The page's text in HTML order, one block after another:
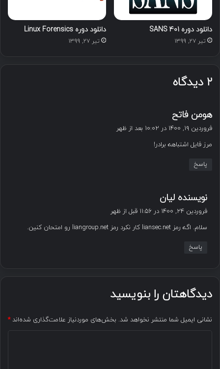
دانلود دوره SANS 401
تیر ۲۷, ۱۳۹۹
دانلود دوره Linux Forensics
تیر ۲۷, ۱۳۹۹
۲ دیدگاه
هومن فاتح
ف
:
فروردین ۱۹, ۱۴۰۰ در ۱۰:۰۲ بعد از ظهر
مرز فایل اشتباهه برادر!
پاسخ
نویسنده لیان
:
فروردین ۲۴, ۱۴۰۰ در ۱۱:۵۶ قبل از ظهر
سلام. اگه رمز liansec.net کار نکرد رمز liangroup.net رو امتحان کنین.
پاسخ
دیدگاهتان را بنویسید
نشانی ایمیل شما منتشر نخواهد شد. بخش‌های موردنیاز علامت‌گذاری شده‌اند*